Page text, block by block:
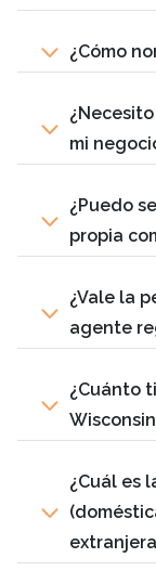
¿Cómo
mi
¿Puedo
propia
¿Vale la
agente
¿Cuánto
¿Cuál es